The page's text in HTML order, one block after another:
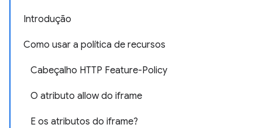
Introdução
Como usar a política de recursos
Cabeçalho HTTP Feature-Policy
O atributo allow do iframe
E os atributos do iframe?